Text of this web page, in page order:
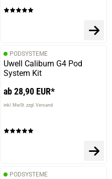
PODSYSTEME
Uwell Caliburn G4 Pod
System Kit
ab 28,90 EUR*
inkl. MwSt. zzgl. Versand
PODSYSTEME